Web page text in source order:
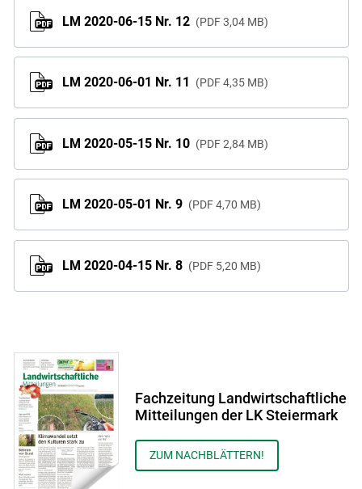
LM 2020-06-15 Nr. 12 PDF 3,04 MB
LM 2020-06-01 Nr. 11 PDF 4,35 MB
LM 2020-05-15 Nr. 10 PDF 2,84 MB
LM 2020-05-01 Nr. 9 PDF 4,70 MB
LM 2020-04-15 Nr. 8 PDF 5,20 MB
Fachzeitung Landwirtschaftliche
Mitteilungen der LK Steiermark
ZUM NACHBLÄTTERN!